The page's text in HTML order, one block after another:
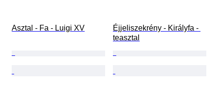
Asztal - Fa - Luigi XV
Éjjeliszekrény - Királyfa -
teasztal